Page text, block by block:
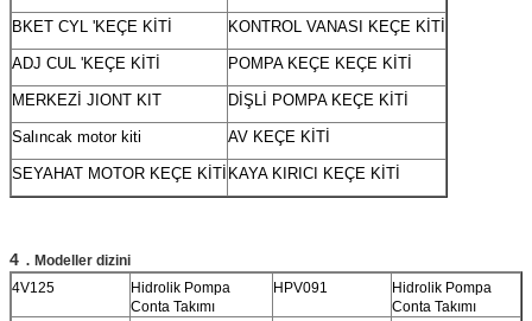
BKET CYL 'KEÇE KİTİ KONTROL VANASI KEÇE KİTİ
ADJ CUL 'KEÇE KİTİ POMPA KEÇE KEÇE KİTİ
MERKEZİ JIONT KIT DİŞLİ POMPA KEÇE KİTİ
Salıncak motor kiti AV KEÇE KİTİ
SEYAHAT MOTOR KEÇE KİTİ KAYA KIRICI KEÇE KİTİ
4 . Modeller dizini
4V125
Hidrolik Pompa
Conta Takımı
HPV091
Hidrolik Pompa
Conta Takımı